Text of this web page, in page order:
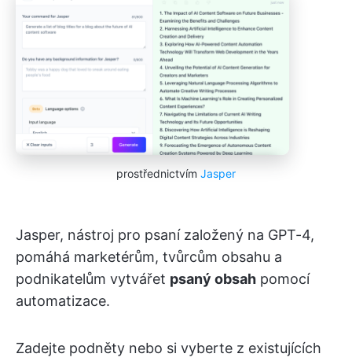
prostřednictvím Jasper
Jasper, nástroj pro psaní založený na GPT-4,
pomáhá marketérům, tvůrcům obsahu a
podnikatelům vytvářet psaný obsah pomocí
automatizace.
Zadejte podněty nebo si vyberte z existujících